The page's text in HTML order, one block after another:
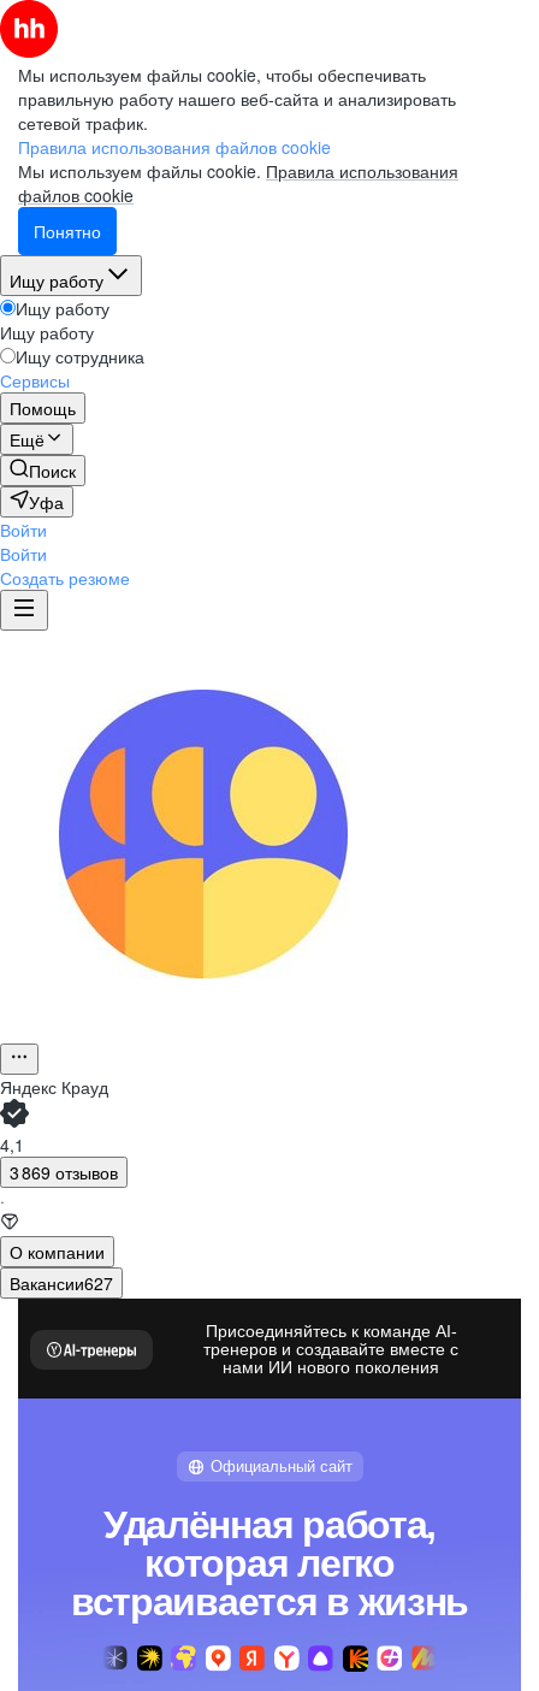
Мы используем файлы cookie, чтобы обеспечивать
правильную работу нашего веб-сайта и анализировать
сетевой трафик.
Правила использования файлов cookie
Мы используем файлы cookie. Правила использования
файлов cookie
Понятно
Ищу работу
Ищу работу
Ищу работу
Ищу сотрудника
Сервисы
Помощь
Ещё
Поиск
Уфа
Войти
Войти
Создать резюме
Яндекс Крауд
4,1
3 869 отзывов
·
О компании
Вакансии627
Присоединяйтесь к команде AI-
тренеров и создавайте вместе с
нами ИИ нового поколения
Официальный сайт
Удалённая работа,
которая легко
встраивается в жизнь